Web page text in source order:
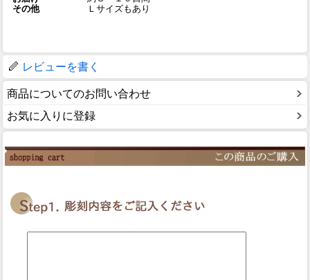
その他
Ｌサイズもあり
レビューを書く
商品についてのお問い合わせ
お気に入りに登録